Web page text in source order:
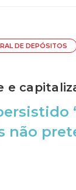
DE DEPÓSITOS
não